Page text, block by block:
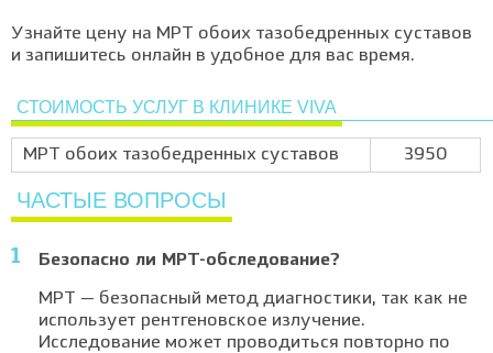
Узнайте цену на МРТ обоих тазобедренных суставов
и запишитесь онлайн в удобное для вас время.
СТОИМОСТЬ УСЛУГ В КЛИНИКЕ VIVA
МРТ обоих тазобедренных суставов 3950
ЧАСТЫЕ ВОПРОСЫ
Безопасно ли МРТ-обследование?
МРТ — безопасный метод диагностики, так как не
использует рентгеновское излучение.
Исследование может проводиться повторно по